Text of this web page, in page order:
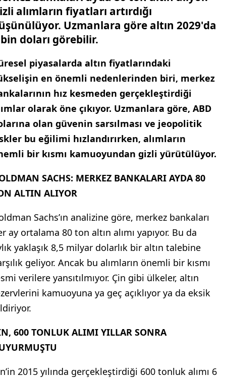
bankaları ayda 80 ton altın alıyor.
alımların fiyatları artırdığı
Uzmanlara göre altın 2029'da
piyasalarda altın fiyatlarındaki
hız kesmeden gerçekleştirdiği
olarak öne çıkıyor. Uzmanlara göre, ABD
olan güvenin sarsılması ve jeopolitik
bu eğilimi hızlandırırken, alımların
bir kısmı kamuoyundan gizli yürütülüyor.
SACHS: MERKEZ BANKALARI AYDA 80
Sachs’ın analizine göre, merkez bankaları
yaklaşık 8,5 milyar dolarlık bir altın talebine